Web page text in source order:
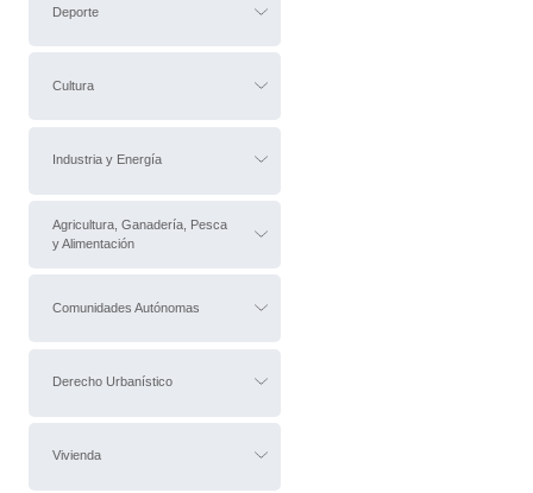
Deporte
Cultura
Industria y Energía
Agricultura, Ganadería, Pesca
y Alimentación
Comunidades Autónomas
Derecho Urbanístico
Vivienda